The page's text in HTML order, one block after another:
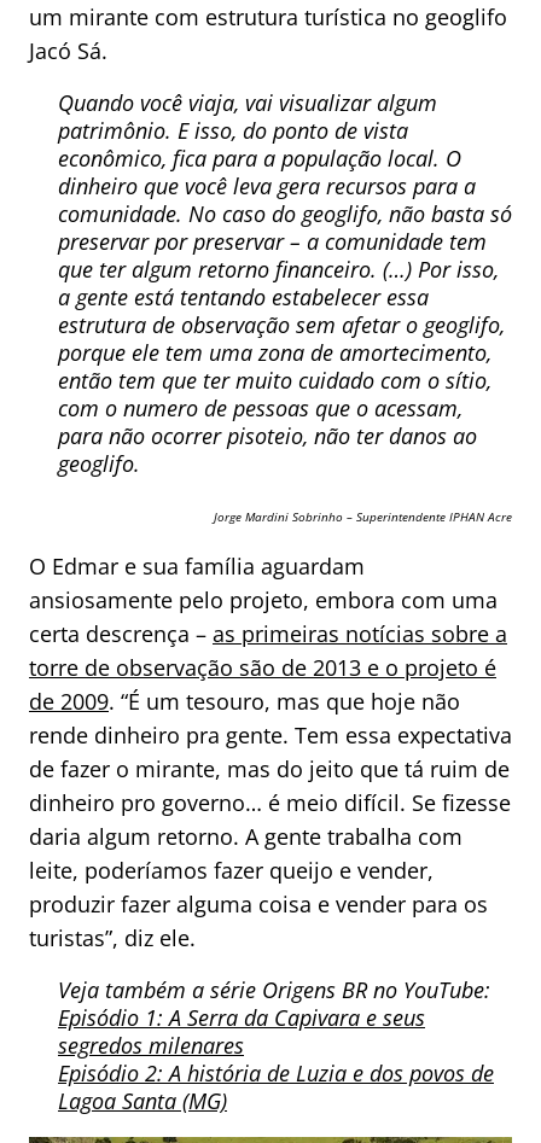
um mirante com estrutura turística no geoglifo
Jacó Sá.
Quando você viaja, vai visualizar algum
patrimônio. E isso, do ponto de vista
econômico, fica para a população local. O
dinheiro que você leva gera recursos para a
comunidade. No caso do geoglifo, não basta só
preservar por preservar – a comunidade tem
que ter algum retorno financeiro. (…) Por isso,
a gente está tentando estabelecer essa
estrutura de observação sem afetar o geoglifo,
porque ele tem uma zona de amortecimento,
então tem que ter muito cuidado com o sítio,
com o numero de pessoas que o acessam,
para não ocorrer pisoteio, não ter danos ao
geoglifo.
Jorge Mardini Sobrinho – Superintendente IPHAN Acre
O Edmar e sua família aguardam
ansiosamente pelo projeto, embora com uma
certa descrença – as primeiras notícias sobre a
torre de observação são de 2013 e o projeto é
de 2009. “É um tesouro, mas que hoje não
rende dinheiro pra gente. Tem essa expectativa
de fazer o mirante, mas do jeito que tá ruim de
dinheiro pro governo… é meio difícil. Se fizesse
daria algum retorno. A gente trabalha com
leite, poderíamos fazer queijo e vender,
produzir fazer alguma coisa e vender para os
turistas”, diz ele.
Veja também a série Origens BR no YouTube:
Episódio 1: A Serra da Capivara e seus
segredos milenares
Episódio 2: A história de Luzia e dos povos de
Lagoa Santa (MG)